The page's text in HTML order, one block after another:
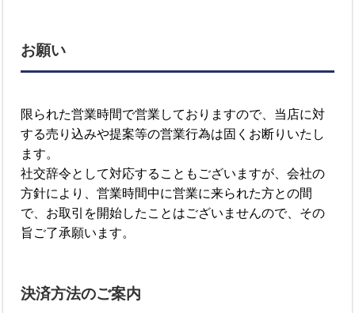
お願い
限られた営業時間で営業しておりますので、当店に対
する売り込みや提案等の営業行為は固くお断りいたし
ます。
社交辞令として対応することもございますが、会社の
方針により、営業時間中に営業に来られた方との間
で、お取引を開始したことはございませんので、その
旨ご了承願います。
決済方法のご案内